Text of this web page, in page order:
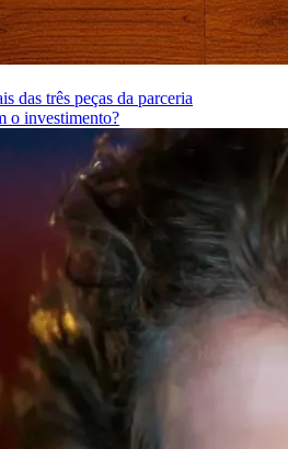
das três peças da parceria
o investimento?